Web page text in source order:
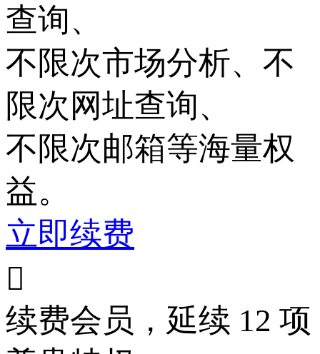
查询、
不限次市场分析、 不
限次 网址查询、
不限次邮箱等海量权
益。
立即续费

续费会员，延续 12 项